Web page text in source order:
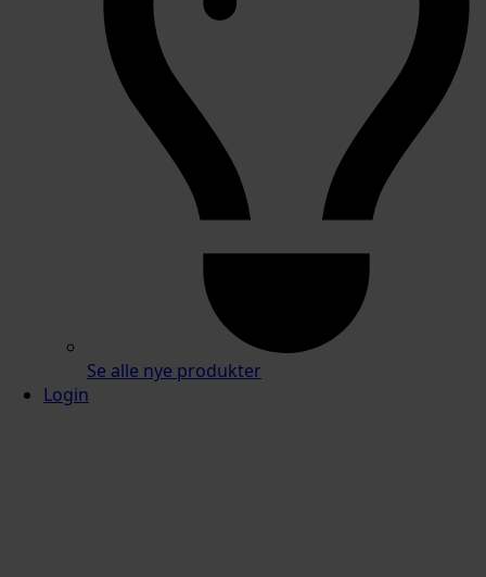
Se alle nye produkter
Login